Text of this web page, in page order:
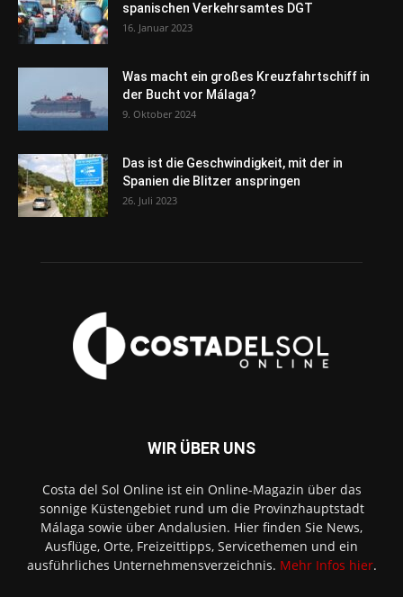
spanischen Verkehrsamtes DGT
16. Januar 2023
Was macht ein großes Kreuzfahrtschiff in
der Bucht vor Málaga?
9. Oktober 2024
Das ist die Geschwindigkeit, mit der in
Spanien die Blitzer anspringen
26. Juli 2023
WIR ÜBER UNS
Costa del Sol Online ist ein Online-Magazin über das
sonnige Küstengebiet rund um die Provinzhauptstadt
Málaga sowie über Andalusien. Hier finden Sie News,
Ausflüge, Orte, Freizeittipps, Servicethemen und ein
ausführliches Unternehmensverzeichnis. Mehr Infos hier.